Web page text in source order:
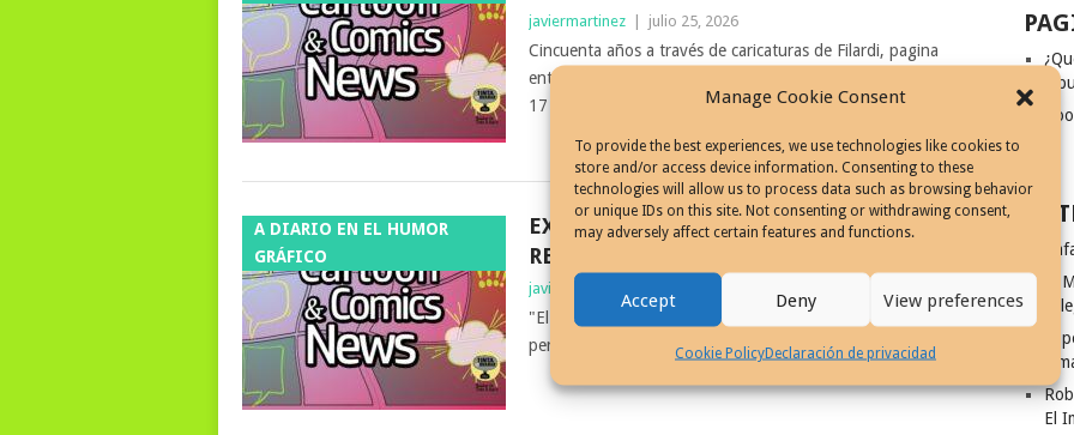
Manage Cookie Consent
To provide the best experiences, we use technologies like cookies to
store and/or access device information. Consenting to these
technologies will allow us to process data such as browsing behavior
or unique IDs on this site. Not consenting or withdrawing consent,
may adversely affect certain features and functions.
Accept Deny View preferences
Cookie PolicyDeclaración de privacidad
javiermartinez | julio 25, 2026
Cincuenta años a través de caricaturas de Filardi, pagina
entera publicada en El Mundo con la obra del caricaturista un
17 de febrero de 1969
A DIARIO EN EL HUMOR
GRÁFICO
EXHIBICIÓN CARICATURAS «EL GRAN
RETO», COLEGIO DE ABOGADOS, 1962
javiermartinez
"El gran reto", Exhibición de caricatura internacional de
periódicos celebrada en el Colegio de Abogados en 1962
El
El
El